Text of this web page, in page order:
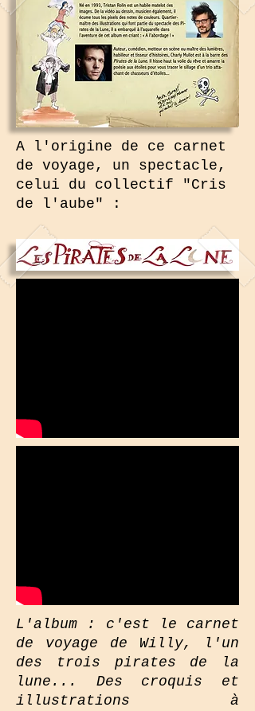
A l'origine de ce carnet
de voyage, un spectacle,
celui du collectif "Cris
de l'aube" :
L'album : c'est le carnet
de voyage de Willy, l'un
des trois pirates de la
lune... Des croquis et
illustrations à